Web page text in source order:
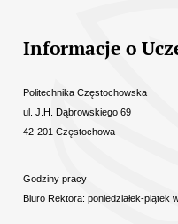
Informacje o
Politechnika Częstochowska
ul. J.H. Dąbrowskiego 69
42-201 Częstochowa
Godziny pracy
Biuro Rektora: poniedziałek-piątek